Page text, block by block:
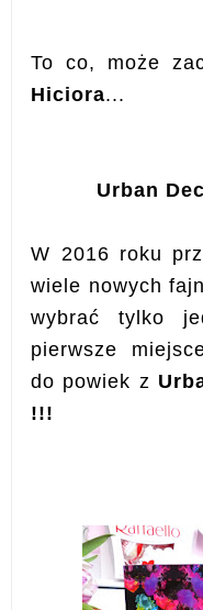
To co, może
Hiciora...
Urban
W 2016 roku
wiele nowych
wybrać tylko
pierwsze
do powiek z
!!!